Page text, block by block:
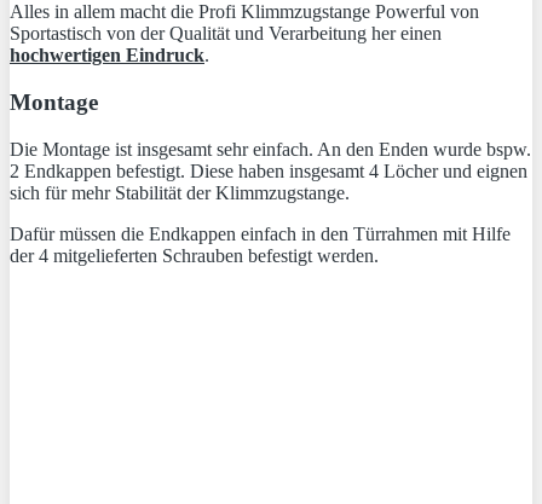
Alles in allem macht die Profi Klimmzugstange Powerful von
Sportastisch von der Qualität und Verarbeitung her einen
hochwertigen Eindruck.
Montage
Die Montage ist insgesamt sehr einfach. An den Enden wurde bspw.
2 Endkappen befestigt. Diese haben insgesamt 4 Löcher und eignen
sich für mehr Stabilität der Klimmzugstange.
Dafür müssen die Endkappen einfach in den Türrahmen mit Hilfe
der 4 mitgelieferten Schrauben befestigt werden.